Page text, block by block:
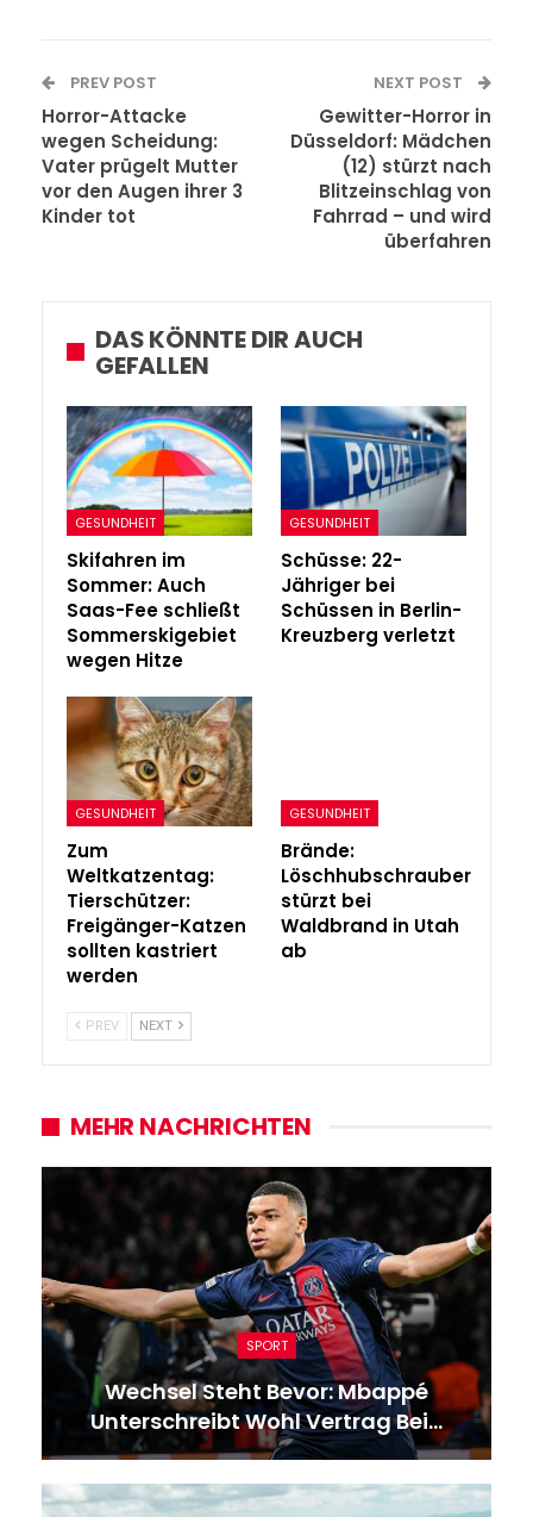
PREV POST
Horror-Attacke
wegen Scheidung:
Vater prügelt Mutter
vor den Augen ihrer 3
Kinder tot
NEXT POST
Gewitter-Horror in
Düsseldorf: Mädchen
(12) stürzt nach
Blitzeinschlag von
Fahrrad – und wird
überfahren
DAS KÖNNTE DIR AUCH
GEFALLEN
GESUNDHEIT
Skifahren im
Sommer: Auch
Saas-Fee schließt
Sommerskigebiet
wegen Hitze
GESUNDHEIT
Schüsse: 22-
Jähriger bei
Schüssen in Berlin-
Kreuzberg verletzt
GESUNDHEIT
Zum
Weltkatzentag:
Tierschützer:
Freigänger-Katzen
sollten kastriert
werden
GESUNDHEIT
Brände:
Löschhubschrauber
stürzt bei
Waldbrand in Utah
ab
PREV NEXT
MEHR NACHRICHTEN
SPORT
Wechsel Steht Bevor: Mbappé
Unterschreibt Wohl Vertrag Bei…